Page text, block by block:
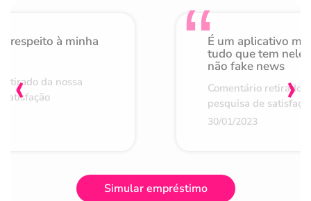
respeito à minha
da nossa
É um aplicativo
tudo que tem nele
não fake news
Comentário retirado
pesquisa de
30/01/2023
‹ ›
Simular empréstimo